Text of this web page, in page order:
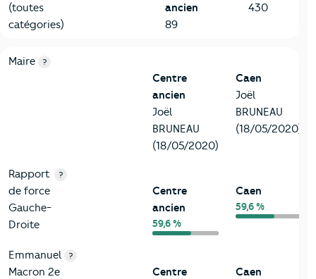
(toutes
catégories)
ancien
89
430
6-Politique
Critères
Maire ?
Centre
ancien
Joël
BRUNEAU
(18/05/2020)
Caen
Joël
BRUNEAU
(18/05/2020)
Rapport
de force
Gauche-
Droite
?
Centre
ancien
59,6 %
Caen
59,6 %
Emmanuel
Macron 2e
?
Centre
Caen